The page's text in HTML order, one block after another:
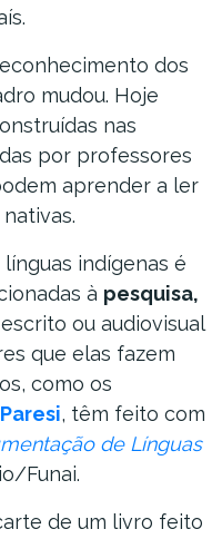
dos
mudou. Hoje
nas
por professores
aprender a ler
indígenas é
à pesquisa,
escrito ou audiovisual
que elas fazem
como os
Paresi, têm feito com
de Línguas
Funai.
de um livro feito